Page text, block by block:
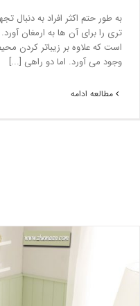
به طور حتم اکثر افراد به دنبال
تری را برای آن ها به ارمغان
است که علاوه بر زیباتر کردن محیط
وجود می آورد. اما دو راهی [...]
مطالعه ادامه